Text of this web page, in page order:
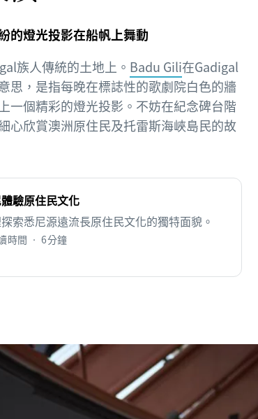
的燈光投影在船帆上舞動
族人傳統的土地上。 Badu Gili在Gadigal
思，是指每晚在標誌性的歌劇院白色的牆
一個精彩的燈光投影。不妨在紀念碑台階
心欣賞澳洲原住民及托雷斯海峽島民的故
驗原住民文化
索悉尼源遠流長原住民文化的獨特面貌。
時間 • 6分鐘